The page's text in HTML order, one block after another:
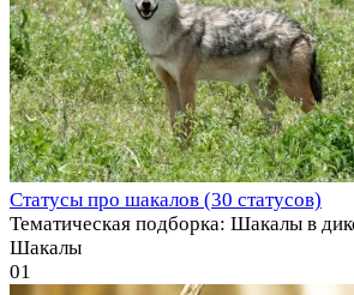
Статусы про шакалов (30 статусов)
Тематическая подборка: Шакалы в
Шакалы
01